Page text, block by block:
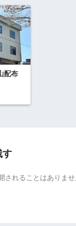
配布
す
されることはありませ